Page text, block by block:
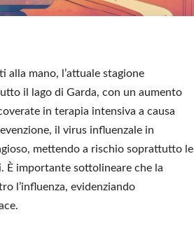
alla mano, l’attuale stagione
il lago di Garda, con un aumento
in terapia intensiva a causa
il virus influenzale in
mettendo a rischio soprattutto le
È importante sottolineare che la
l’influenza, evidenziando